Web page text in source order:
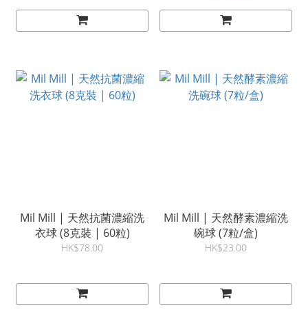
Mil Mill | 天然抗菌濃縮洗
衣球 (8克裝 | 60粒)
HK$78.00
Mil Mill | 天然酵素濃縮洗
碗球 (7粒/盒)
HK$23.00